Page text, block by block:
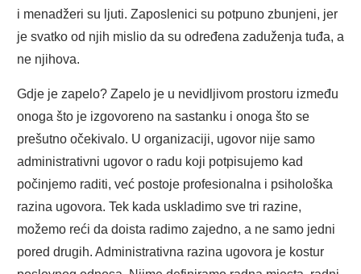
i menadžeri su ljuti. Zaposlenici su potpuno zbunjeni, jer
je svatko od njih mislio da su određena zaduženja tuđa, a
ne njihova.
Gdje je zapelo? Zapelo je u nevidljivom prostoru između
onoga što je izgovoreno na sastanku i onoga što se
prešutno očekivalo. U organizaciji, ugovor nije samo
administrativni ugovor o radu koji potpisujemo kad
počinjemo raditi, već postoje profesionalna i psihološka
razina ugovora. Tek kada uskladimo sve tri razine,
možemo reći da doista radimo zajedno, a ne samo jedni
pored drugih. Administrativna razina ugovora je kostur